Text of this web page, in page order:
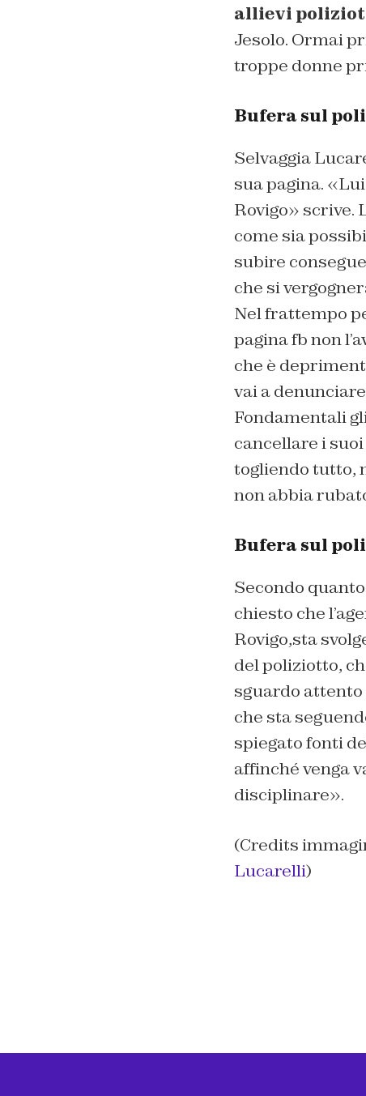
allievi
Jesolo. Ormai
troppe donne
Bufera sul
Selvaggia
sua pagina.
Rovigo» scrive.
come sia
subire
che si
Nel frattempo
pagina fb non
che è
vai a
Fondamentali
cancellare i
togliendo tutto,
non abbia
Bufera sul
Secondo
chiesto che
Rovigo,sta
del poliziotto,
sguardo
che sta
spiegato fonti
affinché venga
disciplinare».
(Credits
Lucarelli)